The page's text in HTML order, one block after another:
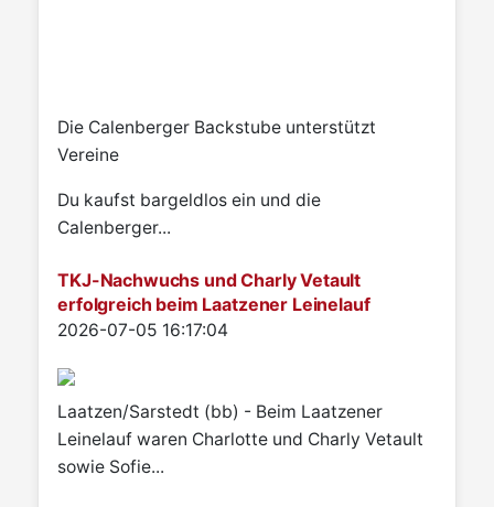
Die Calenberger Backstube unterstützt
Vereine
Du kaufst bargeldlos ein und die
Calenberger...
TKJ-Nachwuchs und Charly Vetault
erfolgreich beim Laatzener Leinelauf
Details
2026-07-05 16:17:04
Laatzen/Sarstedt (bb) - Beim Laatzener
Leinelauf waren Charlotte und Charly Vetault
sowie Sofie...